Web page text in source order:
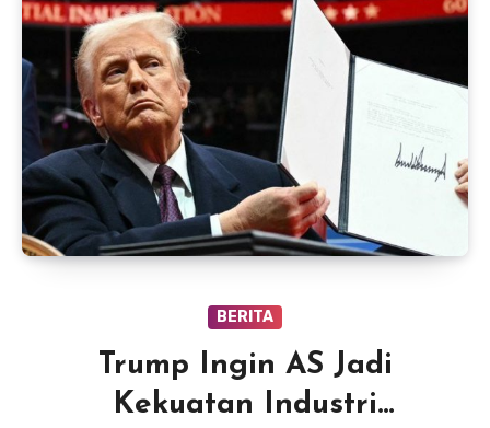
BERITA
Trump Ingin AS Jadi
Kekuatan Industri